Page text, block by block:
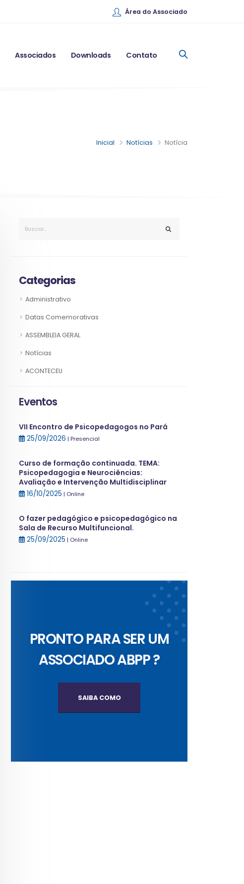
Área do Associado
Associados Downloads Contato
Inicial Notícias Notícia
Categorias
Administrativo
Datas Comemorativas
ASSEMBLEIA GERAL
Notícias
ACONTECEU
Eventos
VII Encontro de Psicopedagogos no Pará
25/09/2026 | Presencial
Curso de formação continuada. TEMA:
Psicopedagogia e Neurociências:
Avaliação e Intervenção Multidisciplinar
16/10/2025 | Online
O fazer pedagógico e psicopedagógico na
Sala de Recurso Multifuncional.
25/09/2025 | Online
PRONTO PARA SER UM
ASSOCIADO ABPP ?
SAIBA COMO